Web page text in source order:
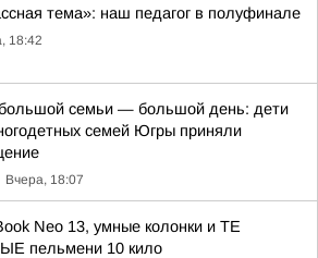
тема»: наш педагог в полуфинале
18:42
семьи — большой день: дети
семей Югры приняли
Вчера, 18:07
Neo 13, умные колонки и ТЕ
пельмени 10 кило